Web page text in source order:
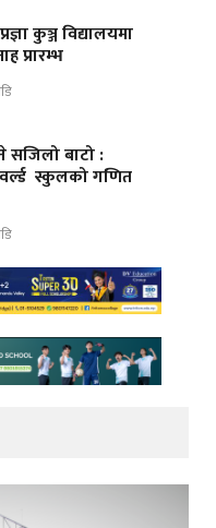
कुञ्ज विद्यालयमा
प्रारम्भ
सजिलो बाटो :
स्कुलको गणित